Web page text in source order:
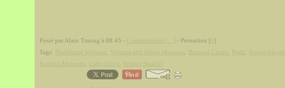
Posté par Alain Truong à 08:45 - - Permalien [ ]
Tags:
, , , ,
, ,